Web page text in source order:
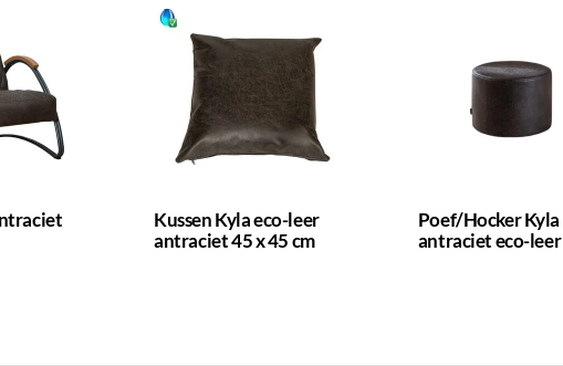
Kussen Kyla eco-leer
antraciet 45 x 45 cm
Poef/Hocker Kyla
antraciet eco-leer